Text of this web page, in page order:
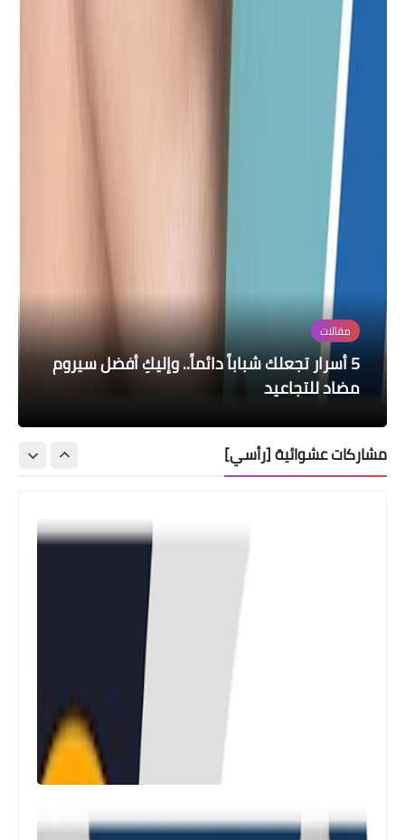
مقالات
5 أسرار تجعلك شباباً دائماً.. وإليكِ أفضل سيروم
مضاد للتجاعيد
مقالات
مستقبل طابعة ملابس مباشرة-Novi
منوعات
.🌹 تهنئة واجبة 🌹.
مقالات
لكل موقف عندى خاطرة
اسعار الذهب
أفضل منتج من اوباجي لتفتيح وتوحيد لون
البشرة
مشاركات عشوائية [رأسي]